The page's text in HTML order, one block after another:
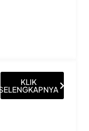
KLIK
SELENGKAPNYA